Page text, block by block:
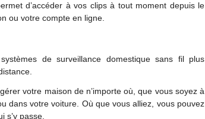
d’accéder à vos clips à tout moment depuis le
ou votre compte en ligne.
de surveillance domestique sans fil plus
votre maison de n’importe où, que vous soyez à
dans votre voiture. Où que vous alliez, vous pouvez
s’y passe.